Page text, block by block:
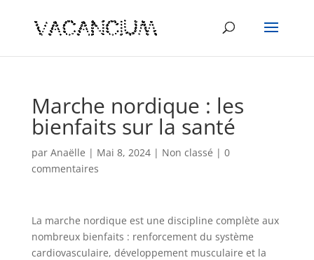
Marche nordique : les
bienfaits sur la santé
par Anaëlle | Mai 8, 2024| Non classé | 0
commentaires
La marche nordique est une discipline complète aux
nombreux bienfaits : renforcement du système
cardiovasculaire, développement musculaire et la